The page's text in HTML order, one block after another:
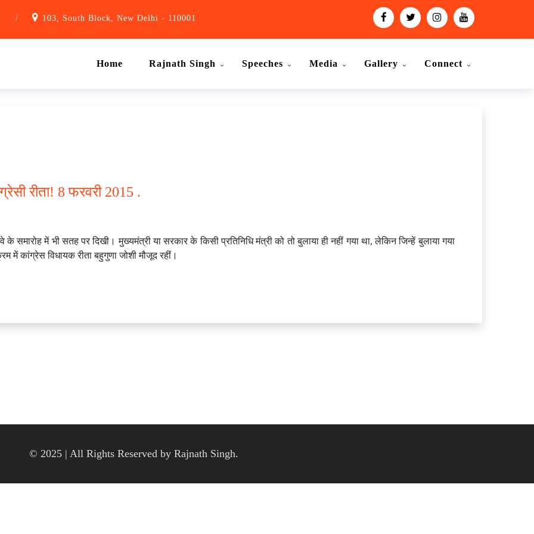
/ 103, South Block, New Delhi - 110001
Home Rajnath Singh Speeches Media Gallery Connect
रीता! 8 फरवरी 2015 .
समारोह में भी सतह पर दिखी। मुख्यमंत्री या सरकार के किसी प्रतिनिधि मंत्री को तो बुलाया ही नहीं गया था, लेकिन जिन्हें बुलाया गया
में कांग्रेस विधायक रीता बहुगुणा जोशी मौजूद रहीं।
© 2025 | All Rights Reserved by Rajnath Singh.